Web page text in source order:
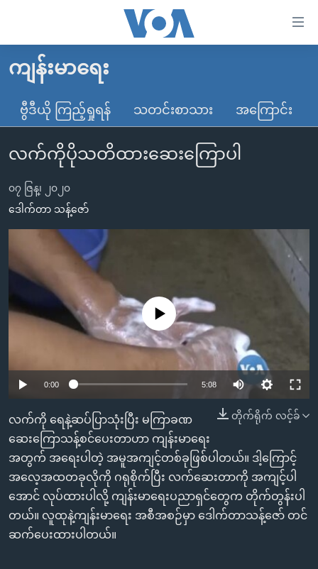
လွယ်ကူ
သည့်
များ
ပင်မ
အကြောင်းအရာ
ကြည့်
အ
ကျော်
ကြည့်
ရန်
ရှာဖွေ
ရန်
နေရာ
သို့
ကျော်
မူလစာမျက်နှာ
မြန်မာ
ကမ္ဘာ့သတင်းများ
နိုင်ငံတကာ
တရုတ်
အစ္စရေး-ပါလက်စတိုင်း
ဗွီဒီယို
ရပ်ဝန်းတခု လမ်းတခု အလွန်
အင်္ဂလိပ်စာလေ့လာမယ်
အမေရိကန်သုံးအီဒီယံ
မကြေးမုံရဲ့ အင်္ဂလိပ်စာ
ရုပ်ရှင်ထဲက အင်္ဂလိပ်စာ
သုတပဒေသာ အင်္ဂလိပ်စာ
အပတ်စဉ်ကဏ္ဍများ
ရေဒီယို
တီဗွီ
ရေဒီယိုနှင့်ရုပ်သံ အချက်အလက်များ
ရေဒီယို/တီဗွီအစီအစဉ်
Learning English
ဗွီအိုအေ လူမှုကွန်ယက်များ
ဘာသာစကားများ
ကျန်းမာရေး
ဗွီဒီယို ကြည့်ရှုရန် သတင်းစာသား အကြောင်း
လက်ကိုပိုသတိထားဆေးကြောပါ
၀၇ ဇြန္၊ ၂၀၂၀
ဒေါက်တာ သန့်ဇော်
No media source currently available
0:00 5:08
တိုက်ရိုက် လင့်ခ်
လက်ကို ရေနဲ့ဆပ်ပြာသုံးပြီး မကြာခဏ
ဆေးကြောသန့်စင်ပေးတာဟာ ကျန်းမာရေး
အတွက် အရေးပါတဲ့ အမူအကျင့်တစ်ခုဖြစ်ပါတယ်။ ဒါ့ကြောင့်
အလေ့အထတခုလိုကို ဂရုစိုက်ပြီး လက်ဆေးတာကို အကျင့်ပါ
အောင် လုပ်ထားပါလို့ ကျန်းမာရေးပညာရှင်တွေက တိုက်တွန်းပါ
တယ်။ လူထုနဲ့ကျန်းမာရေး အစီအစဉ်မှာ ဒေါက်တာသန့်ဇော် တင်
ဆက်ပေးထားပါတယ်။